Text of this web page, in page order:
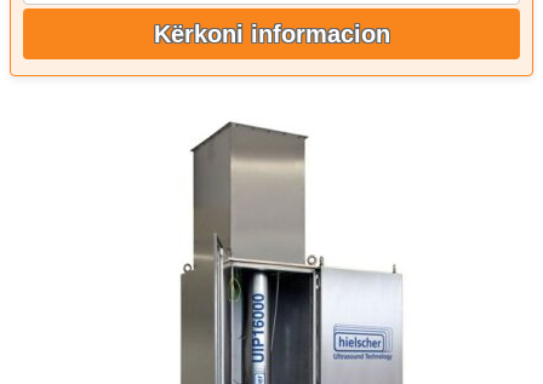
Kërkoni informacion